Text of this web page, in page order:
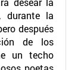
durante la
después
de los
un techo